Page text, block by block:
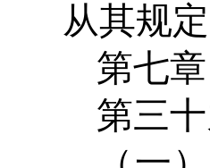
从其规
第七
第三